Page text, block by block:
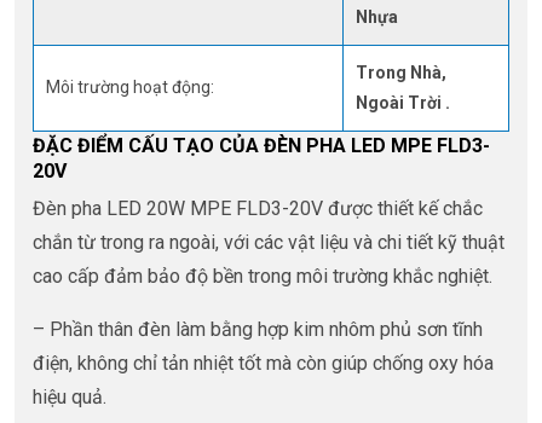
Nhựa
Môi trường hoạt động:
Trong Nhà,
Ngoài Trời .
ĐẶC ĐIỂM CẤU TẠO CỦA ĐÈN PHA LED MPE FLD3-
20V
Đèn pha LED 20W MPE FLD3-20V được thiết kế chắc
chắn từ trong ra ngoài, với các vật liệu và chi tiết kỹ thuật
cao cấp đảm bảo độ bền trong môi trường khắc nghiệt.
– Phần thân đèn làm bằng hợp kim nhôm phủ sơn tĩnh
điện, không chỉ tản nhiệt tốt mà còn giúp chống oxy hóa
hiệu quả.